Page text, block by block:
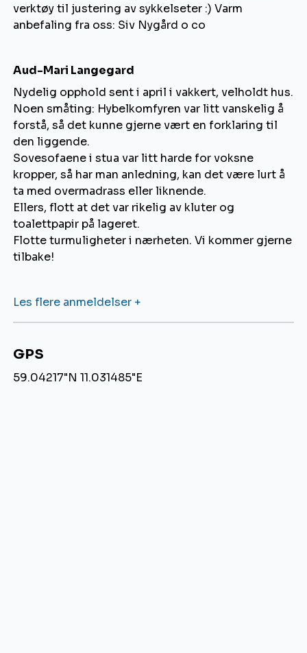
verktøy til justering av sykkelseter :) Varm
anbefaling fra oss: Siv Nygård o co
Aud-Mari Langegard
Nydelig opphold sent i april i vakkert, velholdt hus.
Noen småting: Hybelkomfyren var litt vanskelig å
forstå, så det kunne gjerne vært en forklaring til
den liggende.
Sovesofaene i stua var litt harde for voksne
kropper, så har man anledning, kan det være lurt å
ta med overmadrass eller liknende.
Ellers, flott at det var rikelig av kluter og
toalettpapir på lageret.
Flotte turmuligheter i nærheten. Vi kommer gjerne
tilbake!
Les flere anmeldelser +
GPS
59.04217"N 11.031485"E